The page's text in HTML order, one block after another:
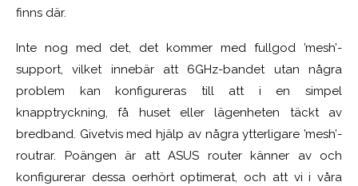
finns där.
Inte nog med det, det kommer med fullgod ’mesh’-
support, vilket innebär att 6GHz-bandet utan några
problem kan konfigureras till att i en simpel
knapptryckning, få huset eller lägenheten täckt av
bredband. Givetvis med hjälp av några ytterligare ’mesh’-
routrar. Poängen är att ASUS router känner av och
konfigurerar dessa oerhört optimerat, och att vi i våra